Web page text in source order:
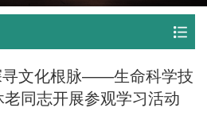
寻文化根脉——生命科学技
同志开展参观学习活动